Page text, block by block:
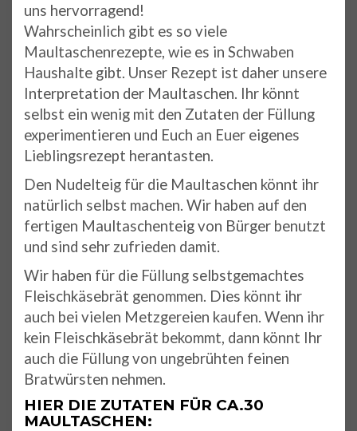
uns hervorragend!
Wahrscheinlich gibt es so viele
Maultaschenrezepte, wie es in Schwaben
Haushalte gibt. Unser Rezept ist daher unsere
Interpretation der Maultaschen. Ihr könnt
selbst ein wenig mit den Zutaten der Füllung
experimentieren und Euch an Euer eigenes
Lieblingsrezept herantasten.
Den Nudelteig für die Maultaschen könnt ihr
natürlich selbst machen. Wir haben auf den
fertigen Maultaschenteig von Bürger benutzt
und sind sehr zufrieden damit.
Wir haben für die Füllung selbstgemachtes
Fleischkäsebrät genommen. Dies könnt ihr
auch bei vielen Metzgereien kaufen. Wenn ihr
kein Fleischkäsebrät bekommt, dann könnt Ihr
auch die Füllung von ungebrühten feinen
Bratwürsten nehmen.
HIER DIE ZUTATEN FÜR CA.30
MAULTASCHEN: